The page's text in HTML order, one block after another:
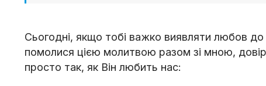
Сьогодні, якщо тобі важко виявляти любов
помолися цією молитвою разом зі мною,
просто так, як Він любить нас: